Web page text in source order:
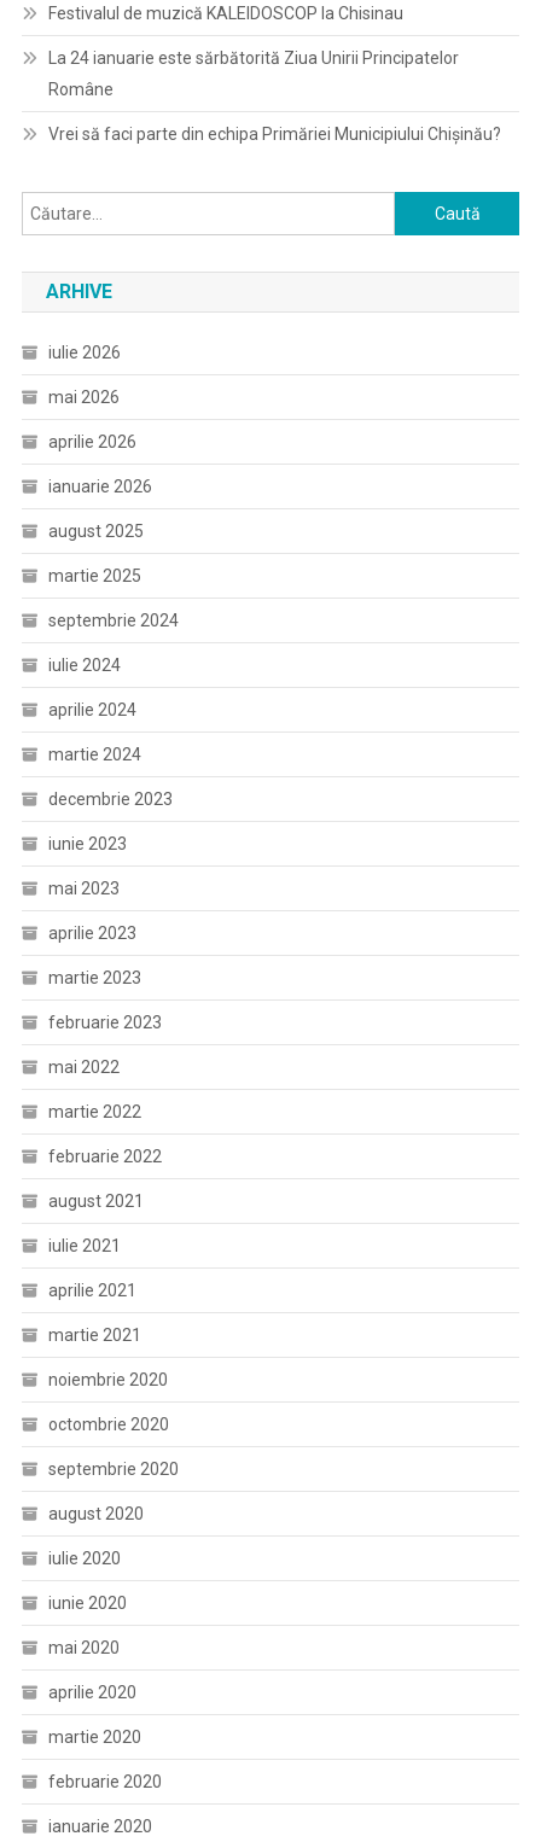
Festivalul de muzică KALEIDOSCOP la Chisinau
La 24 ianuarie este sărbătorită Ziua Unirii Principatelor
Române
Vrei să faci parte din echipa Primăriei Municipiului Chișinău?
Caută
după:
ARHIVE
iulie 2026
mai 2026
aprilie 2026
ianuarie 2026
august 2025
martie 2025
septembrie 2024
iulie 2024
aprilie 2024
martie 2024
decembrie 2023
iunie 2023
mai 2023
aprilie 2023
martie 2023
februarie 2023
mai 2022
martie 2022
februarie 2022
august 2021
iulie 2021
aprilie 2021
martie 2021
noiembrie 2020
octombrie 2020
septembrie 2020
august 2020
iulie 2020
iunie 2020
mai 2020
aprilie 2020
martie 2020
februarie 2020
ianuarie 2020